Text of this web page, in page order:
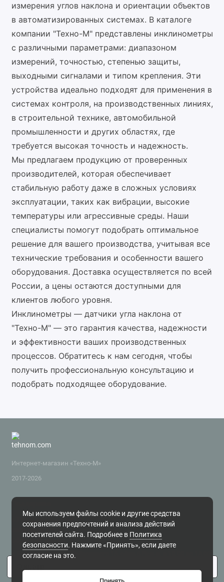
измерения углов наклона и ориентации объектов
в автоматизированных системах. В каталоге
компании "Техно-М" представлены инклинометры
с различными параметрами: диапазоном
измерений, точностью, степенью защиты,
выходными сигналами и типом крепления. Эти
устройства идеально подходят для применения в
системах контроля, на производственных линиях,
в строительной технике, автомобильной
промышленности и других областях, где
требуется высокая точность и надежность.
Мы предлагаем продукцию от проверенных
производителей, которая обеспечивает
стабильную работу даже в сложных условиях
эксплуатации, таких как вибрации, высокие
температуры или агрессивные среды. Наши
специалисты помогут подобрать оптимальное
решение для вашего производства, учитывая все
технические требования и особенности вашего
оборудования. Доставка осуществляется по всей
России, а цены остаются доступными для
клиентов любого уровня.
Инклинометры — датчики угла наклона от
"Техно-М" — это гарантия качества, надежности
и эффективности ваших производственных
процессов. Обратитесь к нам сегодня, чтобы
получить профессиональную консультацию и
подобрать подходящее оборудование.
Мы используем файлы cookie и другие средства
сохранения предпочтений и анализа действий
посетителей сайта. Подробнее в Политика
безопасности. Нажмите «Принять», если даете
согласие на это.
Интернет-магазин «Техно-М»
2017-2026
Поддержка
+7 (343) 318-2-800
zakaz@tehnom.ru
г. Екатеринбург, ул. Чайковского 16, офис 6 Будни, с 10.00 до 18.00